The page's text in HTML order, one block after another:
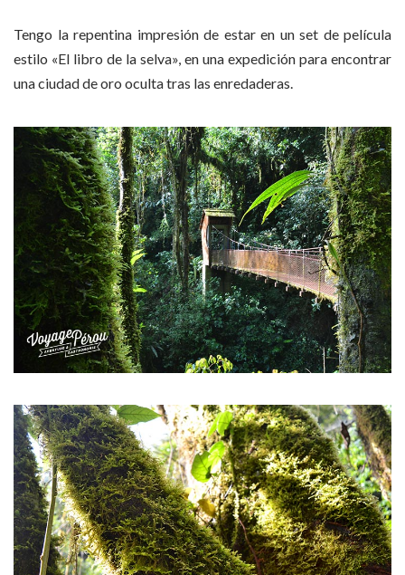
Tengo la repentina impresión de estar en un set de película
estilo «El libro de la selva», en una expedición para encontrar
una ciudad de oro oculta tras las enredaderas.